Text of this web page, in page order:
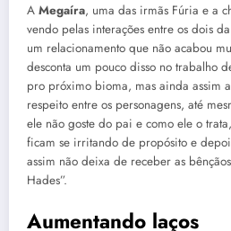
A Megaíra, uma das irmãs Fúria e a
vendo pelas interações entre os dois
um relacionamento que não acabou
desconta um pouco disso no trabalho
pro próximo bioma, mas ainda assim
respeito entre os personagens, até
ele não goste do pai e como ele o
ficam se irritando de propósito e
assim não deixa de receber as
Hades”.
Aumentando laços